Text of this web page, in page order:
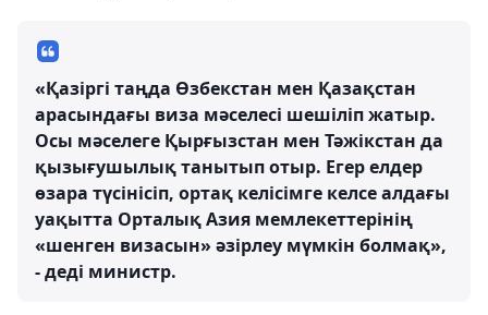
«Қазіргі таңда Өзбекстан мен Қазақстан
арасындағы виза мәселесі шешіліп жатыр.
Осы мәселеге Қырғызстан мен Тәжікстан да
қызығушылық танытып отыр. Егер елдер
өзара түсінісіп, ортақ келісімге келсе алдағы
уақытта Орталық Азия мемлекеттерінің
«шенген визасын» әзірлеу мүмкін болмақ»,
- деді министр.